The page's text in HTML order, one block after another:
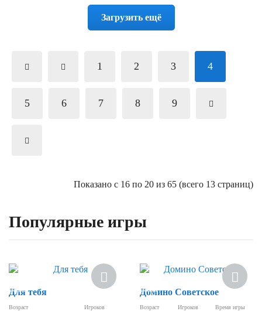
Загрузить ещё
1 2 3 4
5 6 7 8 9
Показано с 16 по 20 из 65 (всего 13 страниц)
Популярные игры
Хит
Скидка
Для тебя
Возраст
Игроков
Хит
Скидка
Домино Советское
Возраст
Игроков
Время игры